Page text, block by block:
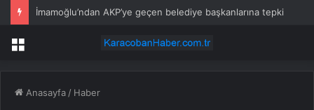
İmamoğlu’ndan AKP’ye geçen belediye başkanlarına tepki
Menü
Anasayfa / Haber